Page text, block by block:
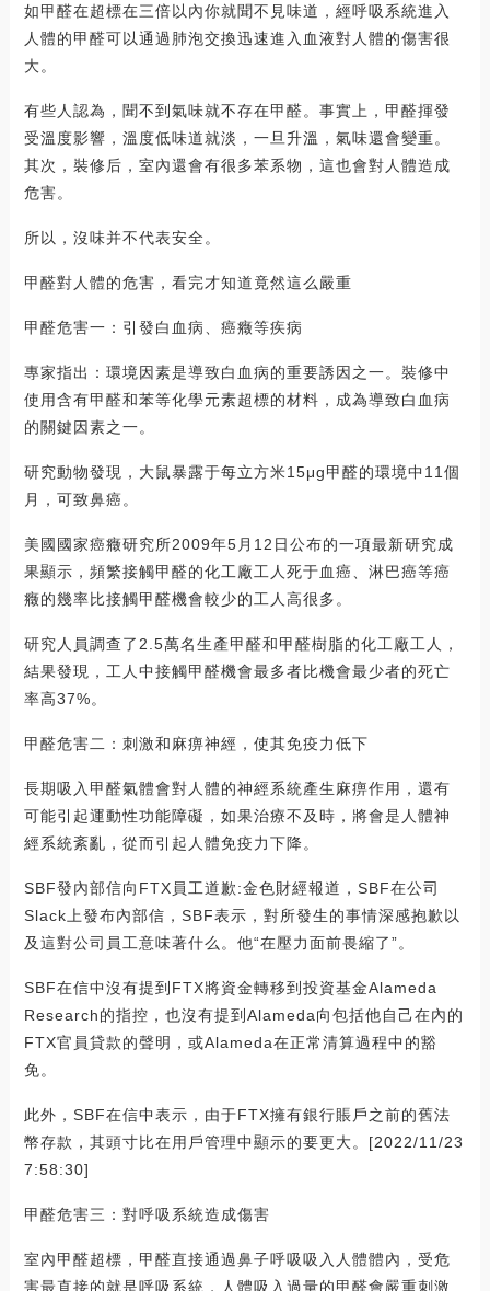
如甲醛在超標在三倍以內你就聞不見味道，經呼吸系統進入
人體的甲醛可以通過肺泡交換迅速進入血液對人體的傷害很
大。
有些人認為，聞不到氣味就不存在甲醛。事實上，甲醛揮發
受溫度影響，溫度低味道就淡，一旦升溫，氣味還會變重。
其次，裝修后，室內還會有很多苯系物，這也會對人體造成
危害。
所以，沒味并不代表安全。
甲醛對人體的危害，看完才知道竟然這么嚴重
甲醛危害一：引發白血病、癌癥等疾病
專家指出：環境因素是導致白血病的重要誘因之一。裝修中
使用含有甲醛和苯等化學元素超標的材料，成為導致白血病
的關鍵因素之一。
研究動物發現，大鼠暴露于每立方米15μg甲醛的環境中11個
月，可致鼻癌。
美國國家癌癥研究所2009年5月12日公布的一項最新研究成
果顯示，頻繁接觸甲醛的化工廠工人死于血癌、淋巴癌等癌
癥的幾率比接觸甲醛機會較少的工人高很多。
研究人員調查了2.5萬名生產甲醛和甲醛樹脂的化工廠工人，
結果發現，工人中接觸甲醛機會最多者比機會最少者的死亡
率高37%。
甲醛危害二：刺激和麻痹神經，使其免疫力低下
長期吸入甲醛氣體會對人體的神經系統產生麻痹作用，還有
可能引起運動性功能障礙，如果治療不及時，將會是人體神
經系統紊亂，從而引起人體免疫力下降。
SBF發內部信向FTX員工道歉:金色財經報道，SBF在公司
Slack上發布內部信，SBF表示，對所發生的事情深感抱歉以
及這對公司員工意味著什么。他“在壓力面前畏縮了”。
SBF在信中沒有提到FTX將資金轉移到投資基金Alameda
Research的指控，也沒有提到Alameda向包括他自己在內的
FTX官員貸款的聲明，或Alameda在正常清算過程中的豁
免。
此外，SBF在信中表示，由于FTX擁有銀行賬戶之前的舊法
幣存款，其頭寸比在用戶管理中顯示的要更大。[2022/11/23
7:58:30]
甲醛危害三：對呼吸系統造成傷害
室內甲醛超標，甲醛直接通過鼻子呼吸吸入人體體內，受危
害最直接的就是呼吸系統，人體吸入過量的甲醛會嚴重刺激